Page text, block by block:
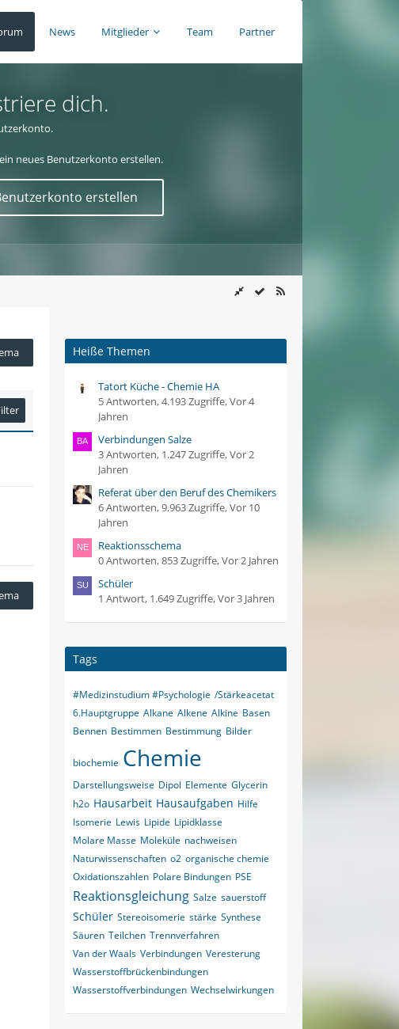
News Mitglieder Team Partner
dich.
neues Benutzerkonto erstellen.
erstellen
Heiße Themen
Tatort Küche - Chemie HA
5 Antworten, 4.193 Zugriffe, Vor 4
Jahren
Verbindungen Salze
3 Antworten, 1.247 Zugriffe, Vor 2
Jahren
Referat über den Beruf des Chemikers
6 Antworten, 9.963 Zugriffe, Vor 10
Jahren
Reaktionsschema
0 Antworten, 853 Zugriffe, Vor 2 Jahren
Schüler
1 Antwort, 1.649 Zugriffe, Vor 3 Jahren
Tags
#Medizinstudium #Psychologie /Stärkeacetat
6.Hauptgruppe Alkane Alkene Alkine Basen
Bennen Bestimmen Bestimmung Bilder
biochemie Chemie
Darstellungsweise Dipol Elemente Glycerin
h2o Hausarbeit Hausaufgaben Hilfe
Isomerie Lewis Lipide Lipidklasse
Molare Masse Moleküle nachweisen
Naturwissenschaften o2 organische chemie
Oxidationszahlen Polare Bindungen PSE
Reaktionsgleichung Salze sauerstoff
Schüler Stereoisomerie stärke Synthese
Säuren Teilchen Trennverfahren
Van der Waals Verbindungen Veresterung
Wasserstoffbrückenbindungen
Wasserstoffverbindungen Wechselwirkungen